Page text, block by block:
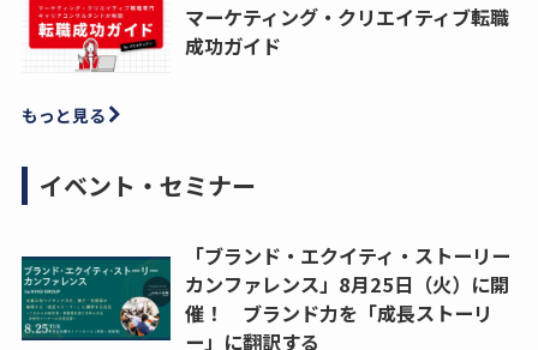
マーケティング・クリエイティブ転職
成功ガイド
もっと見る
イベント・セミナー
「ブランド・エクイティ・ストーリー
カンファレンス」8月25日（火）に開
催！ ブランド力を「成長ストーリ
ー」に翻訳する